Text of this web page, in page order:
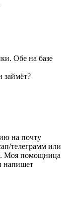
Обе на базе
займёт?
на почту
телеграмм или
Моя помощница
напишет